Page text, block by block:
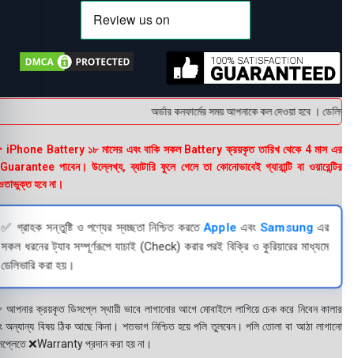
অর্ডার কনফার্মের সময় আপনাকে কল দেওয়া হবে ।
Battery ১৮ মাসের এবং বাকি সকল Battery ক্রয়কৃত তারিখ থেকে 4 মাস এর
পাবেন। উল্লেখ্য, ব্যাটারি ফুলে গেলে তা কোনোভাবেই গ্যারান্টি বা ওয়ারেন্টির
হবে না।
✅ গ্রাহক সন্তুষ্টি ও পণ্যের স্বচ্ছতা নিশ্চিত করতেAppleএবংSamsungএর
সকল ধরনের ট্যাব সম্পূর্ণরূপে যাচাই (Check) করার পরই বিক্রি ও কুরিয়ারের মাধ্যমে
ডেলিভারি করা হয়।
ক্রয়কৃত ডিসপ্লে স্থায়ী ভাবে লাগানোর আগে মোবাইলে লাগিয়ে চেক করে নিবেন কালার
অন্যান্য বিষয় ঠিক আছে কিনা। শতভাগ নিশ্চিত হয়ে পলি তুলবেন। পলি তোলা বা আঠা লাগানো
❌Warranty প্রদান করা হয় না।